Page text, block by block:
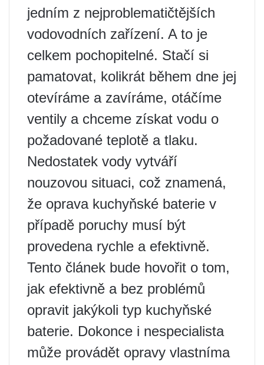
jedním z nejproblematičtějších
vodovodních zařízení. A to je
celkem pochopitelné. Stačí si
pamatovat, kolikrát během dne jej
otevíráme a zavíráme, otáčíme
ventily a chceme získat vodu o
požadované teplotě a tlaku.
Nedostatek vody vytváří
nouzovou situaci, což znamená,
že oprava kuchyňské baterie v
případě poruchy musí být
provedena rychle a efektivně.
Tento článek bude hovořit o tom,
jak efektivně a bez problémů
opravit jakýkoli typ kuchyňské
baterie. Dokonce i nespecialista
může provádět opravy vlastníma